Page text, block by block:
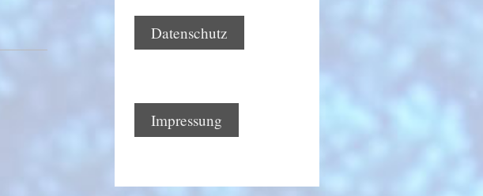
Datenschutz
Impressung